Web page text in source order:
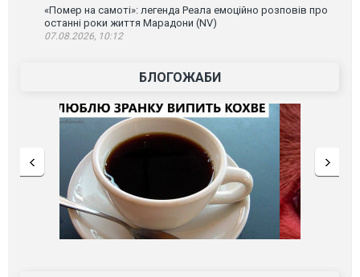
«Помер на самоті»: легенда Реала емоційно розповів про
останні роки життя Марадони (NV)
07.08.2026, 10:12
БЛОГОЖАБИ